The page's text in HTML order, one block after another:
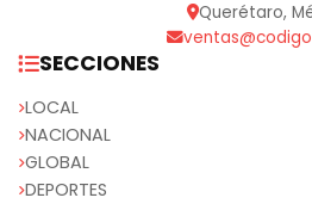
Querétaro,
SECCIONES
LOCAL
NACIONAL
GLOBAL
DEPORTES